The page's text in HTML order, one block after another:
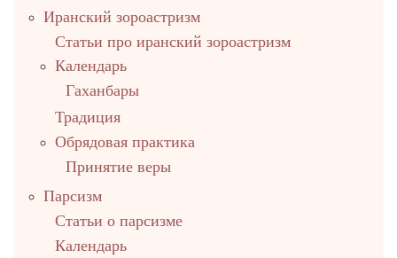
Иранский зороастризм
Статьи про иранский зороастризм
Календарь
Гаханбары
Традиция
Обрядовая практика
Принятие веры
Парсизм
Статьи о парсизме
Календарь